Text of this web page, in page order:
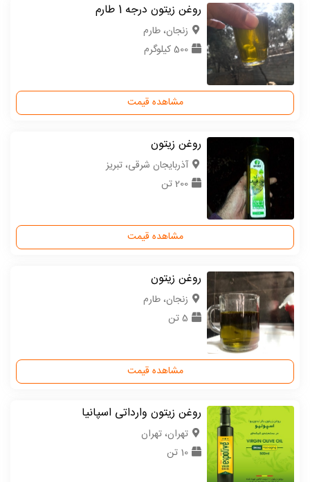
روغن زیتون درجه 1 طارم
زنجان، طارم
500 کیلوگرم
مشاهده قیمت
روغن زیتون
آذربایجان شرقی، تبریز
200 تن
مشاهده قیمت
روغن زیتون
زنجان، طارم
5 تن
مشاهده قیمت
روغن زیتون وارداتی اسپانیا
تهران، تهران
10 تن